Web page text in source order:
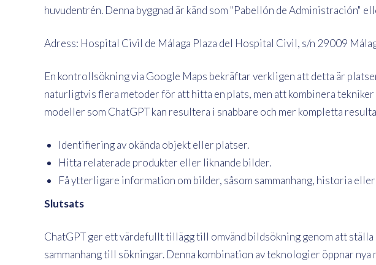
huvudentrén. Denna byggnad är känd som "Pabellón de Administración"
Adress: Hospital Civil de Málaga Plaza del Hospital Civil, s/n 29009
En kontrollsökning via Google Maps bekräftar verkligen att detta är
naturligtvis flera metoder för att hitta en plats, men att kombinera tekniker
modeller som ChatGPT kan resultera i snabbare och mer kompletta
Identifiering av okända objekt eller platser.
Hitta relaterade produkter eller liknande bilder.
Få ytterligare information om bilder, såsom sammanhang, historia
Slutsats
ChatGPT ger ett värdefullt tillägg till omvänd bildsökning genom att
sammanhang till sökningar. Denna kombination av teknologier öppnar